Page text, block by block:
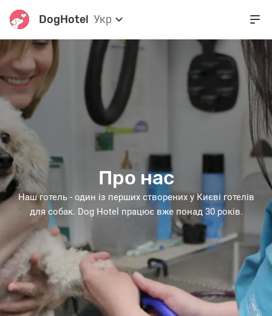
DogHotel Укр
Про нас
Наш готель - один із перших створених у Києві готелів
для собак. Dog Hotel працює вже понад 30 років.